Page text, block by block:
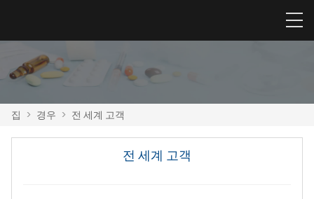
집 > 경우 > 전 세계 고객
전 세계 고객